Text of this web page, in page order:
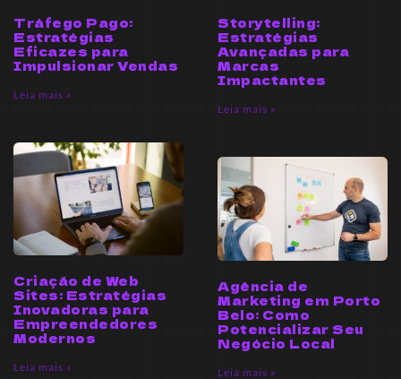
Tráfego Pago:
Estratégias
Eficazes para
Impulsionar Vendas
Leia mais »
Storytelling:
Estratégias
Avançadas para
Marcas
Impactantes
Leia mais »
Criação de Web
Sites: Estratégias
Inovadoras para
Empreendedores
Modernos
Leia mais »
Agência de
Marketing em Porto
Belo: Como
Potencializar Seu
Negócio Local
Leia mais »